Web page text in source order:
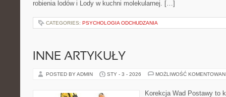
robienia lodów i Lody w kuchni molekularnej. […]
CATEGORIES: PSYCHOLOGIA ODCHUDZANIA
INNE ARTYKUŁY
POSTED BY ADMIN STY - 3 - 2026 MOŻLIWOŚĆ
Korekcja Wad Postawy to